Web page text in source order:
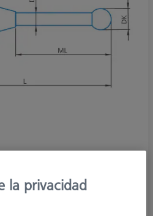
2,0 mm
51,0 mm
la privacidad